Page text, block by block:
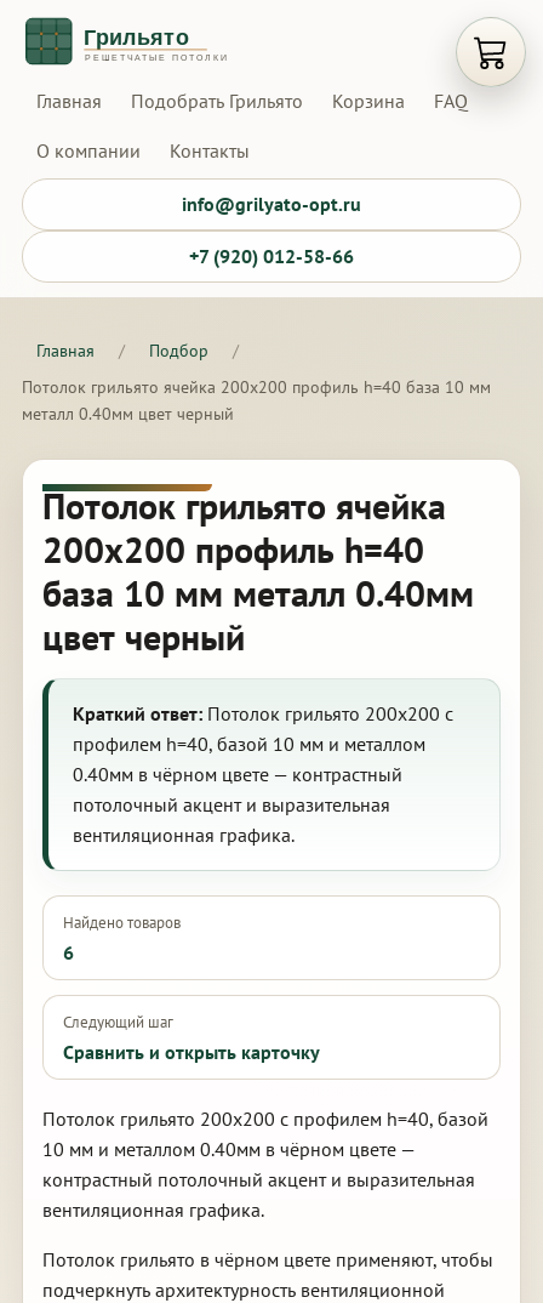
Главная Подобрать Грильято Корзина FAQ
О компании Контакты
info@grilyato-opt.ru
+7 (920) 012-58-66
Главная / Подбор
/
Потолок грильято ячейка 200х200 профиль h=40 база 10 мм
металл 0.40мм цвет черный
Потолок грильято ячейка
200х200 профиль h=40
база 10 мм металл 0.40мм
цвет черный
Краткий ответ:Потолок грильято 200х200 с
профилем h=40, базой 10 мм и металлом
0.40мм в чёрном цвете — контрастный
потолочный акцент и выразительная
вентиляционная графика.
Найдено товаров
6
Следующий шаг
Сравнить и открыть карточку
Потолок грильято 200х200 с профилем h=40, базой
10 мм и металлом 0.40мм в чёрном цвете —
контрастный потолочный акцент и выразительная
вентиляционная графика.
Потолок грильято в чёрном цвете применяют, чтобы
подчеркнуть архитектурность вентиляционной